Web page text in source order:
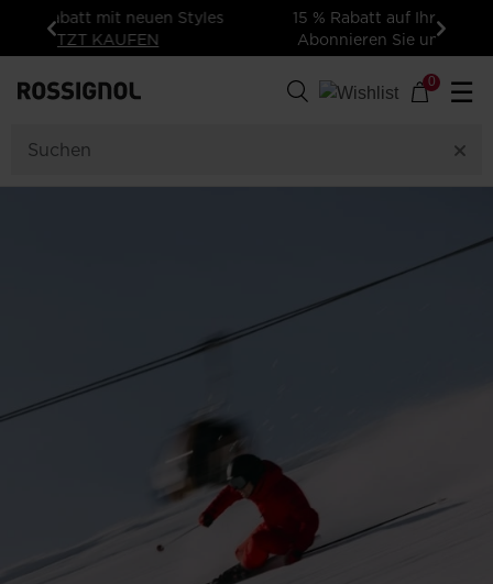
Zurück
15 % Rabatt auf Ihre erste Bestellung:
Abonnieren Sie unseren Newsletter!
Weiter
0 ☰